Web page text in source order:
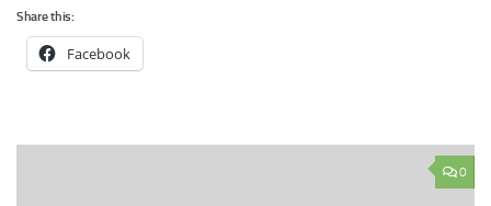
Share this:
Facebook
0